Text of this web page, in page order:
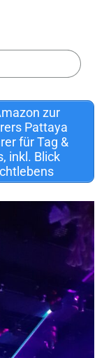
zur
Pattaya
für Tag &
inkl. Blick